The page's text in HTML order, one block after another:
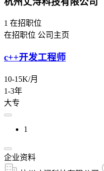
1 在招职位
在招职位 公司主页
c++开发工程师
10-15K/月
1-3年
大专
1
企业资料